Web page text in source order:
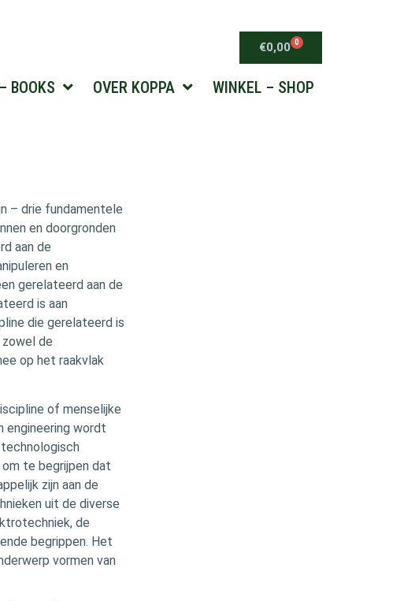
€0,00 0
BOOKS OVER KOPPA WINKEL – SHOP
– drie fundamentele
en doorgronden
aan de
en
gerelateerd aan de
is aan
die gerelateerd is
de
op het raakvlak
of menselijke
engineering wordt
te begrijpen dat
zijn aan de
uit de diverse
de
begrippen. Het
vormen van